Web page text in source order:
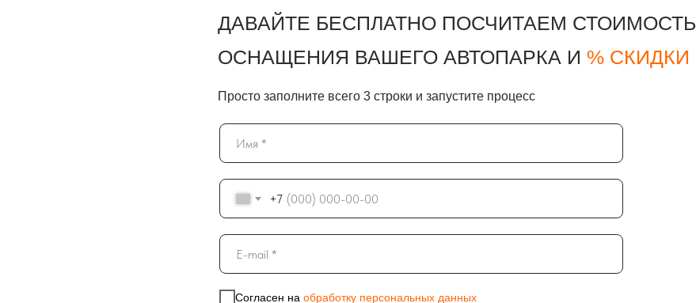
ДАВАЙТЕ БЕСПЛАТНО ПОСЧИТАЕМ СТОИМОСТЬ
ОСНАЩЕНИЯ ВАШЕГО АВТОПАРКА И % СКИДКИ
Просто заполните всего 3 строки и запустите процесс
+7
Согласен на обработку персональных данных